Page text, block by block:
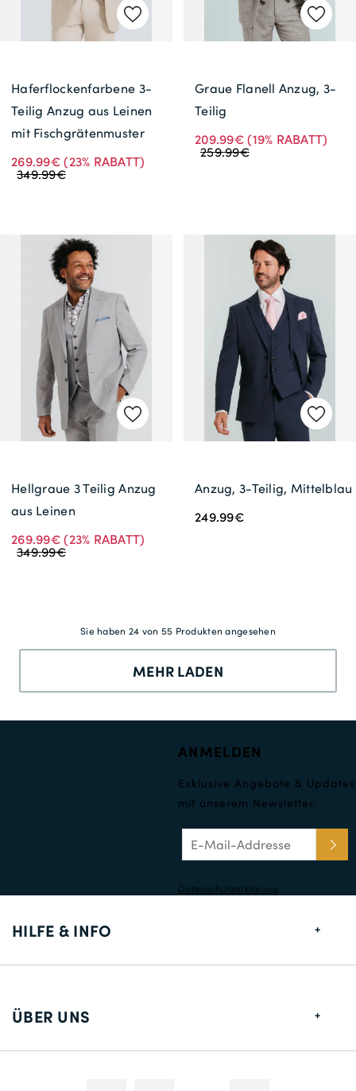
Haferflockenfarbene 3-
Teilig Anzug aus Leinen
mit Fischgrätenmuster
269.99€(23% RABATT)
349.99€
Graue Flanell Anzug, 3-
Teilig
209.99€(19% RABATT)
259.99€
Hellgraue 3 Teilig Anzug
aus Leinen
269.99€(23% RABATT)
349.99€
Anzug, 3-Teilig, Mittelblau
249.99€
Sie haben 24 von 55 Produkten angesehen
MEHR LADEN
ANMELDEN
Exklusive Angebote & Updates
mit unserem Newsletter.
Datenschutzerklärung
HILFE & INFO
Lieferung
ÜBER UNS